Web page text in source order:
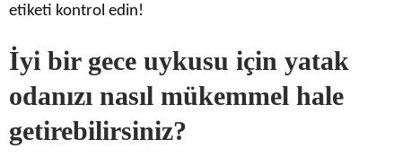
etiketi kontrol edin!
İyi bir gece uykusu için yatak
odanızı nasıl mükemmel hale
getirebilirsiniz?